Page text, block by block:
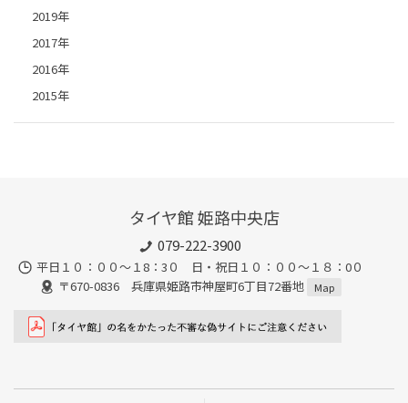
2019年
2017年
2016年
2015年
タイヤ館 姫路中央店
079-222-3900
平日１０：００～１8：3０ 日・祝日１０：００～１８：0０
〒670-0836 兵庫県姫路市神屋町6丁目72番地
Map